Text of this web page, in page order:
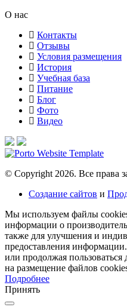
О нас
Контакты
Отзывы
Условия размещения
История
Учебная база
Питание
Блог
Фото
Видео
© Copyright 2026. Все права
Создание сайтов и
Мы используем файлы
информации о
также для улучшения и
предоставления
или продолжая
на размещение файлов
Подробнее
Принять